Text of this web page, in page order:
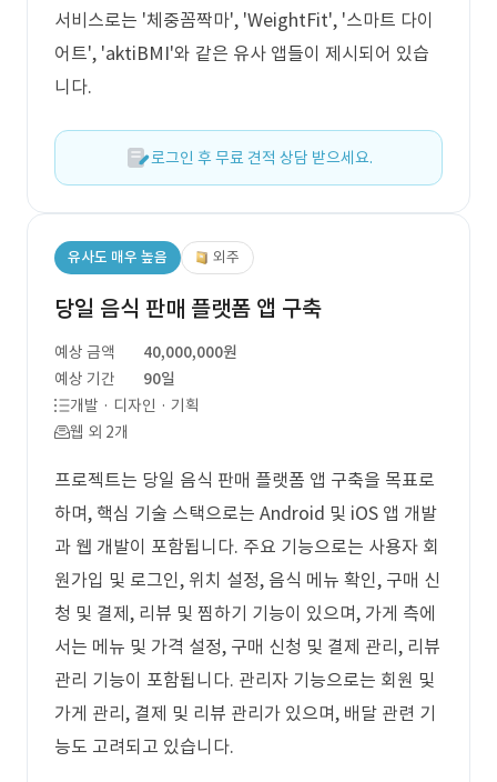
서비스로는 '체중꼼짝마', 'WeightFit', '스마트 다이
어트', 'aktiBMI'와 같은 유사 앱들이 제시되어 있습
니다.
로그인 후 무료 견적 상담 받으세요.
유사도 매우 높음 외주
당일 음식 판매 플랫폼 앱 구축
예상 금액
40,000,000원
예상 기간
90일
개발 · 디자인 · 기획
웹 외 2개
프로젝트는 당일 음식 판매 플랫폼 앱 구축을 목표로
하며, 핵심 기술 스택으로는 Android 및 iOS 앱 개발
과 웹 개발이 포함됩니다. 주요 기능으로는 사용자 회
원가입 및 로그인, 위치 설정, 음식 메뉴 확인, 구매 신
청 및 결제, 리뷰 및 찜하기 기능이 있으며, 가게 측에
서는 메뉴 및 가격 설정, 구매 신청 및 결제 관리, 리뷰
관리 기능이 포함됩니다. 관리자 기능으로는 회원 및
가게 관리, 결제 및 리뷰 관리가 있으며, 배달 관련 기
능도 고려되고 있습니다.